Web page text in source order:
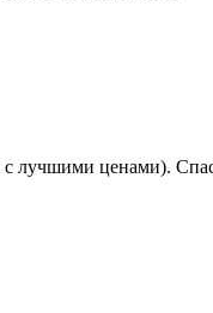
лучшими ценами).